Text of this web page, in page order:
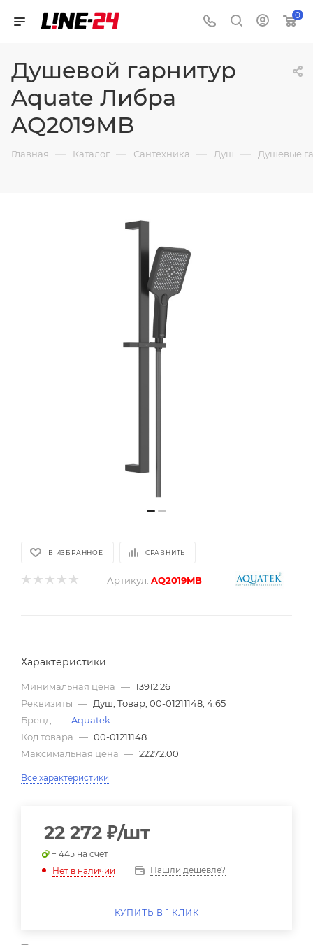
0
Душевой гарнитур
Aquate Либра
AQ2019MB
Главная — Каталог — Сантехника — Душ — Душевые
В ИЗБРАННОЕ СРАВНИТЬ
Артикул: AQ2019MB
Характеристики
Минимальная цена — 13912.26
Реквизиты — Душ, Товар, 00-01211148, 4.65
Бренд — Aquatek
Код товара — 00-01211148
Максимальная цена — 22272.00
Все характеристики
22 272 ₽/шт
+ 445 на счет
Нет в наличии
Нашли дешевле?
КУПИТЬ В 1 КЛИК